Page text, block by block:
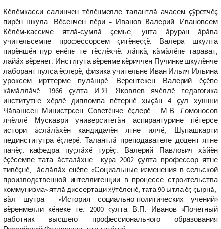
Кĕлĕмкасси салинчен тĕлĕнмелле талантлă ачасем çÿретчĕç
пирĕн шкула. Вĕсенчен пĕри – Иванов Валерий. Ивановсем
Кĕлĕм-кассиче ятлă-сумлă çемье, унта ăруран ăрăва
учительсемпе профессорсем çитĕнеççĕ. Валера шкулта
пирĕншĕн пур енĕпе те тĕслĕхчĕ: лăпкă, кăмăлĕпе тарават,
лайăх вĕренет. Института вĕренме кĕриччен Пучинке шкулĕнче
лаборант пулса ĕçлерĕ, физика учительне Иван Ильич Ильина
уроксем ирттерме пулăшрĕ. Вeрентекен Валерий ĕçĕпе
кăмăллăчĕ. 1966 çулта И.Я. Яковлев ячĕллĕ педагогика
институтне хĕрлĕ дипломпа пĕтернĕ хыçăн 4 çул хушши
Чăвашсен Министрсен Советĕнче ĕçлерĕ. М.В. Ломоносов
ячĕллĕ Мускаври университетăн аспирантурине пĕтерсе
истори ăслăлăхĕн кандидачĕн ятне илчĕ, Шупашкарти
пединститутра ĕçлерĕ. Талантлă преподавателе доцент ятне
пачĕç, кафедра пуçлăхĕ турĕç. Валерий Павлович хăйĕн
ĕçĕсемпе тата ăсталăхне кура 2002 çулта профессор ятне
тивĕçнĕ, ăслăлăх енĕпе «Социальные изменения в сельской
производственной интеллигенции в процессе строительства
коммунизма» ятлă диссертаци хÿтĕленĕ, тата 90 ытла ĕç çырнă,
вăл шутра «История социально-политических учений»
вĕренмелли кĕнеке те. 2000 çулта В.П. Иванов «Почетный
работник высшего профессионального образования